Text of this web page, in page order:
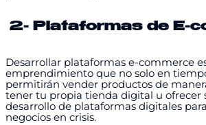
2- Plataformas de E-
Desarrollar plataformas e-commerce
emprendimiento que no solo en
permitirán vender productos de
tener tu propia tienda digital u ofrecer
desarrollo de plataformas digitales
negocios en crisis.